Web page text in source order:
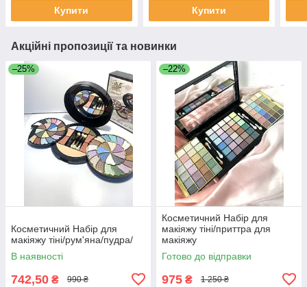
Купити Купити
Акційні пропозиції та новинки
–25%
Косметичний Набір для
макіяжу тіні/рум'яна/пудра/
В наявності
742,50 ₴ 990 ₴
–22%
Косметичний Набір для
макіяжу тіні/приттра для
макіяжу
Готово до відправки
975 ₴ 1 250 ₴